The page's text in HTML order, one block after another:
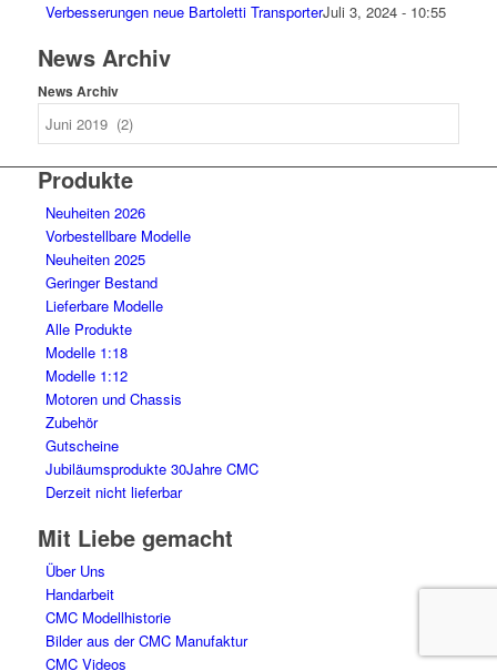
Verbesserungen neue Bartoletti TransporterJuli 3, 2024 - 10:55
News Archiv
News Archiv
Produkte
Neuheiten 2026
Vorbestellbare Modelle
Neuheiten 2025
Geringer Bestand
Lieferbare Modelle
Alle Produkte
Modelle 1:18
Modelle 1:12
Motoren und Chassis
Zubehör
Gutscheine
Jubiläumsprodukte 30Jahre CMC
Derzeit nicht lieferbar
Mit Liebe gemacht
Über Uns
Handarbeit
CMC Modellhistorie
Bilder aus der CMC Manufaktur
CMC Videos